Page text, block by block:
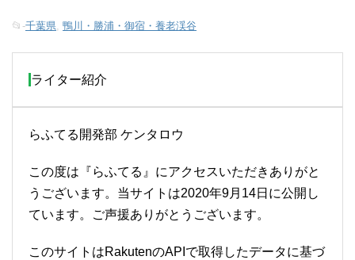
📂-千葉県, 鴨川・勝浦・御宿・養老渓谷
ライター紹介
らふてる開発部 ケンタロウ
この度は『らふてる』にアクセスいただきありがと
うございます。当サイトは2020年9月14日に公開し
ています。ご声援ありがとうございます。
このサイトはRakutenのAPIで取得したデータに基づ